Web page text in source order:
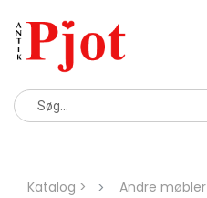
Katalog > Andre møbler